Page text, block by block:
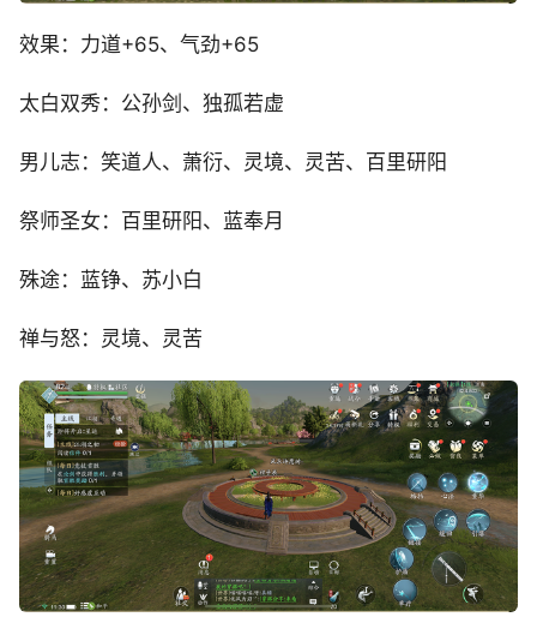
效果：力道+65、气劲+65
太白双秀：公孙剑、独孤若虚
男儿志：笑道人、萧衍、灵境、灵苦、百里研阳
祭师圣女：百里研阳、蓝奉月
殊途：蓝铮、苏小白
禅与怒：灵境、灵苦